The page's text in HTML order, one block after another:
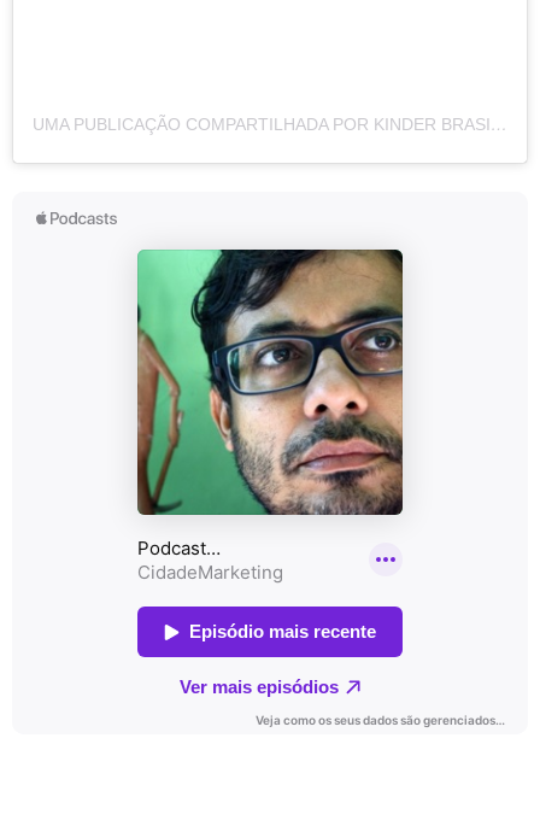
UMA PUBLICAÇÃO COMPARTILHADA POR KINDER BRASIL (@KINDER.BRASIL)